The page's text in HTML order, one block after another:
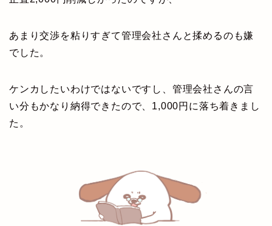
あまり交渉を粘りすぎて管理会社さんと揉めるのも嫌
でした。
ケンカしたいわけではないですし、管理会社さんの言
い分もかなり納得できたので、1,000円に落ち着きまし
た。